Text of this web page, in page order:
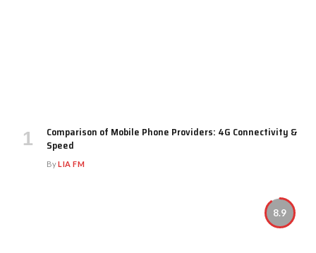
Comparison of Mobile Phone Providers: 4G Connectivity &
Speed
ByLIA FM
8.9